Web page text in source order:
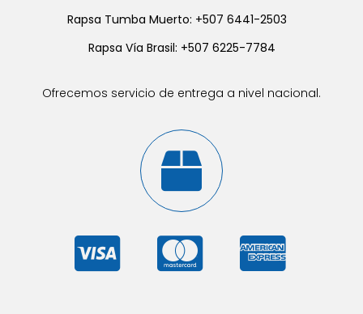
Rapsa Tumba Muerto: +507 6441-2503
Rapsa Vía Brasil: +507 6225-7784
Ofrecemos servicio de entrega a nivel nacional.